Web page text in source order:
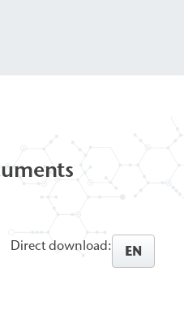
Direct download: EN